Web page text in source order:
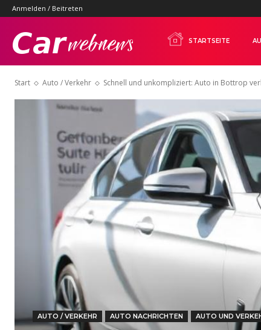
Anmelden / Beitreten
Carwebnews.comSTARTSEITE
Start Auto / Verkehr Schnell und unkompliziert: Auto in Bottrop
AUTO / VERKEHR AUTO NACHRICHTEN AUTO UND